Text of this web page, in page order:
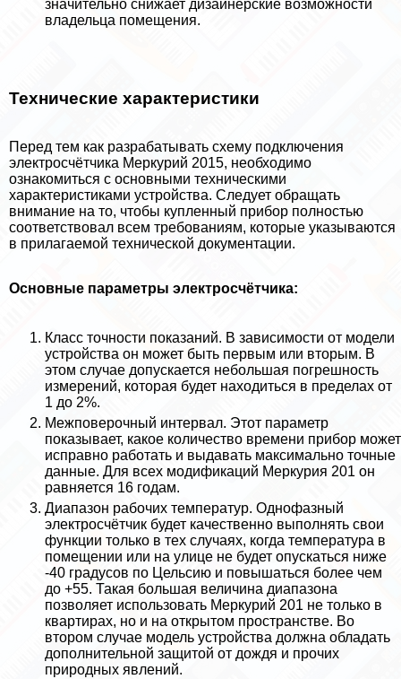
значительно снижает дизайнерские возможности
владельца помещения.
Технические хаpaктеристики
Перед тем как разpaбатывать схему подключения
электросчётчика Меркурий 2015, необходимо
ознакомиться с основными техническими
хаpaктеристиками устройства. Следует обращать
внимание на то, чтобы купленный прибор полностью
соответствовал всем требованиям, которые указываются
в прилагаемой технической документации.
Основные параметры электросчётчика:
Класс точности показаний. В зависимости от модели
устройства он может быть первым или вторым. В
этом случае допускается небольшая погрешность
измерений, которая будет находиться в пределах от
1 до 2%.
Межповерочный интервал. Этот параметр
показывает, какое количество времени прибор может
исправно работать и выдавать максимально точные
данные. Для всех модификаций Меркурия 201 он
равняется 16 годам.
Диапазон рабочих температур. Однофазный
электросчётчик будет качественно выполнять свои
функции только в тех случаях, когда температура в
помещении или на улице не будет опускаться ниже
-40 градусов по Цельсию и повышаться более чем
до +55. Такая большая величина диапазона
позволяет использовать Меркурий 201 не только в
квартирах, но и на открытом прострaнcтве. Во
втором случае модель устройства должна обладать
дополнительной защитой от дождя и прочих
природных явлений.